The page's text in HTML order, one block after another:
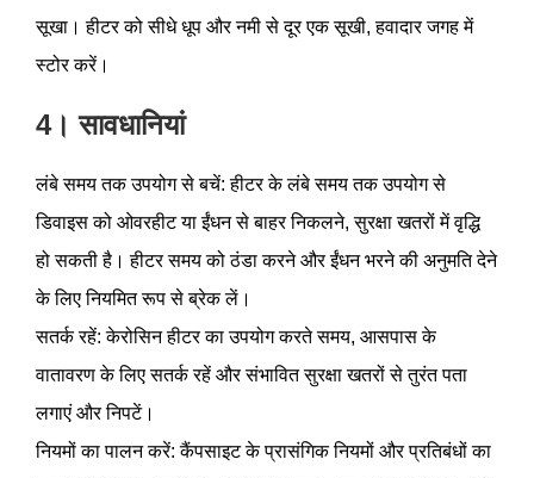
सूखा। हीटर को सीधे धूप और नमी से दूर एक सूखी, हवादार जगह में
स्टोर करें।
4। सावधानियां
लंबे समय तक उपयोग से बचें: हीटर के लंबे समय तक उपयोग से
डिवाइस को ओवरहीट या ईंधन से बाहर निकलने, सुरक्षा खतरों में वृद्धि
हो सकती है। हीटर समय को ठंडा करने और ईंधन भरने की अनुमति देने
के लिए नियमित रूप से ब्रेक लें।
सतर्क रहें: केरोसिन हीटर का उपयोग करते समय, आसपास के
वातावरण के लिए सतर्क रहें और संभावित सुरक्षा खतरों से तुरंत पता
लगाएं और निपटें।
नियमों का पालन करें: कैंपसाइट के प्रासंगिक नियमों और प्रतिबंधों का